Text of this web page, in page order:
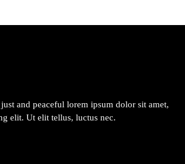
and peaceful lorem ipsum dolor sit amet,
elit. Ut elit tellus, luctus nec.